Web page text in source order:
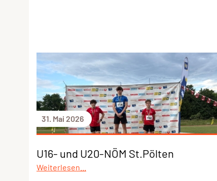
31. Mai 2026
U16- und U20-NÖM St.Pölten
Weiterlesen...